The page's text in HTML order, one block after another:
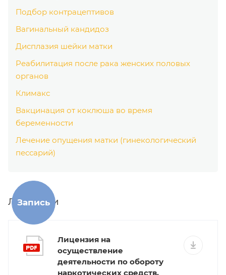
Подбор контрацептивов
Вагинальный кандидоз
Дисплазия шейки матки
Реабилитация после рака женских половых
органов
Климакс
Вакцинация от коклюша во время
беременности
Лечение опущения матки (гинекологический
пессарий)
Лицензии
Лицензия на
осуществление
деятельности по обороту
наркотических средств,
Запись